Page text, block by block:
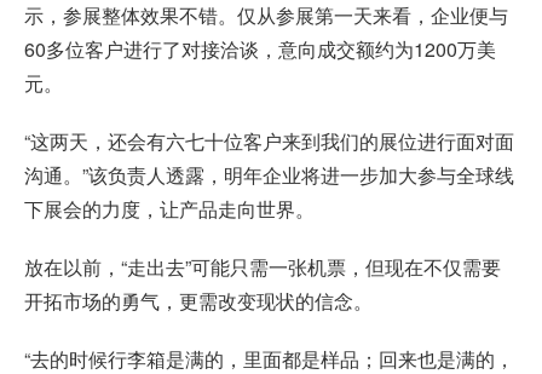
示，参展整体效果不错。仅从参展第一天来看，企业便与
60多位客户进行了对接洽谈，意向成交额约为1200万美
元。
“这两天，还会有六七十位客户来到我们的展位进行面对面
沟通。”该负责人透露，明年企业将进一步加大参与全球线
下展会的力度，让产品走向世界。
放在以前，“走出去”可能只需一张机票，但现在不仅需要
开拓市场的勇气，更需改变现状的信念。
“去的时候行李箱是满的，里面都是样品；回来也是满的，